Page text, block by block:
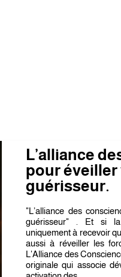
L’alliance
pour
guérisseur.
"L’alliance des
guérisseur" . Et si
uniquement à recevoir
aussi à réveiller les
L'Alliance des
originale qui associe